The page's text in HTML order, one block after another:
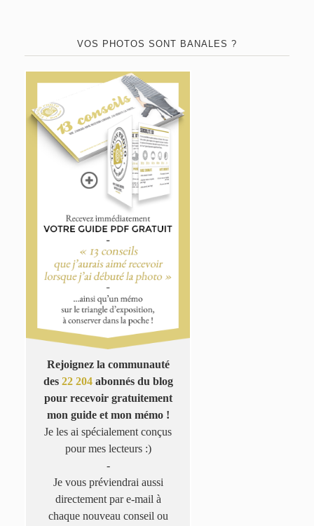
VOS PHOTOS SONT BANALES ?
Rejoignez la communauté
des 22 204abonnés du blog
pour recevoir gratuitement
mon guide et mon mémo !
Je les ai spécialement conçus
pour mes lecteurs :)
-
Je vous préviendrai aussi
directement par e-mail à
chaque nouveau conseil ou